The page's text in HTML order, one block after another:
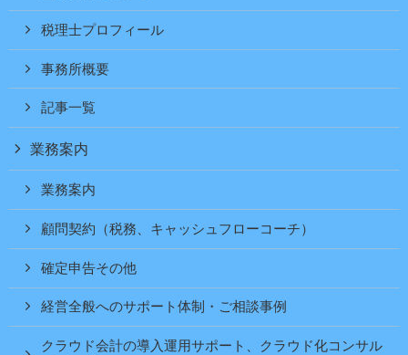
税理士プロフィール
事務所概要
記事一覧
業務案内
業務案内
顧問契約（税務、キャッシュフローコーチ）
確定申告その他
経営全般へのサポート体制・ご相談事例
クラウド会計の導入運用サポート、クラウド化コンサル